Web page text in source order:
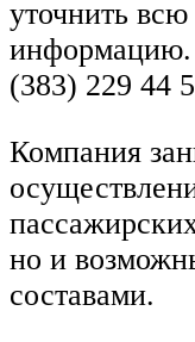
уточнить
информацию.
(383) 229 44
Компания
но и
составами.